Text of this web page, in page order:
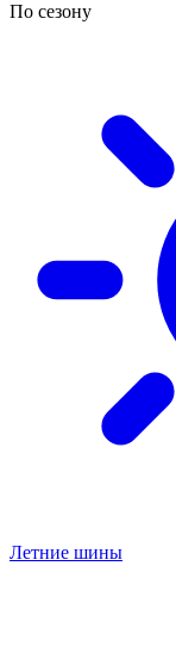
По сезону
Летние шины